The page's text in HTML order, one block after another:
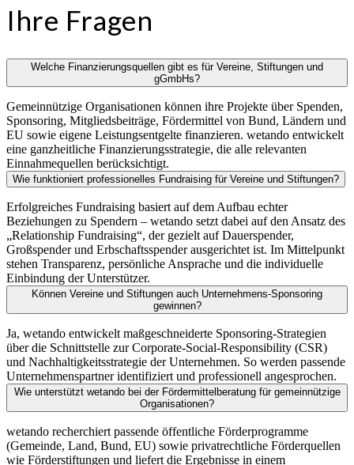
Ihre Fragen
Welche Finanzierungsquellen gibt es für Vereine, Stiftungen und
gGmbHs?
Gemeinnützige Organisationen können ihre Projekte über Spenden,
Sponsoring, Mitgliedsbeiträge, Fördermittel von Bund, Ländern und
EU sowie eigene Leistungsentgelte finanzieren. wetando entwickelt
eine ganzheitliche Finanzierungsstrategie, die alle relevanten
Einnahmequellen berücksichtigt.
Wie funktioniert professionelles Fundraising für Vereine und Stiftungen?
Erfolgreiches Fundraising basiert auf dem Aufbau echter
Beziehungen zu Spendern – wetando setzt dabei auf den Ansatz des
„Relationship Fundraising“, der gezielt auf Dauerspender,
Großspender und Erbschaftsspender ausgerichtet ist. Im Mittelpunkt
stehen Transparenz, persönliche Ansprache und die individuelle
Einbindung der Unterstützer.
Können Vereine und Stiftungen auch Unternehmens-Sponsoring
gewinnen?
Ja, wetando entwickelt maßgeschneiderte Sponsoring-Strategien
über die Schnittstelle zur Corporate-Social-Responsibility (CSR)
und Nachhaltigkeitsstrategie der Unternehmen. So werden passende
Unternehmenspartner identifiziert und professionell angesprochen.
Wie unterstützt wetando bei der Fördermittelberatung für gemeinnützige
Organisationen?
wetando recherchiert passende öffentliche Förderprogramme
(Gemeinde, Land, Bund, EU) sowie privatrechtliche Förderquellen
wie Förderstiftungen und liefert die Ergebnisse in einem